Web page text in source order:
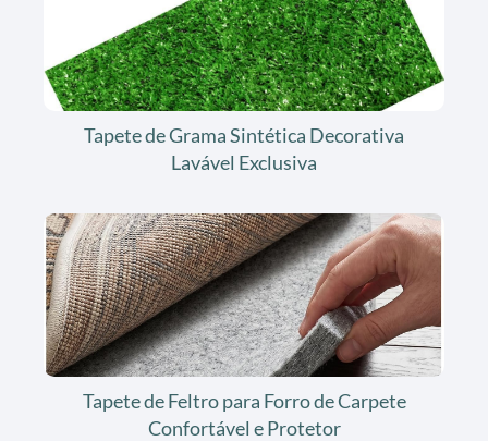
Tapete de Grama Sintética Decorativa
Lavável Exclusiva
Tapete de Feltro para Forro de Carpete
Confortável e Protetor